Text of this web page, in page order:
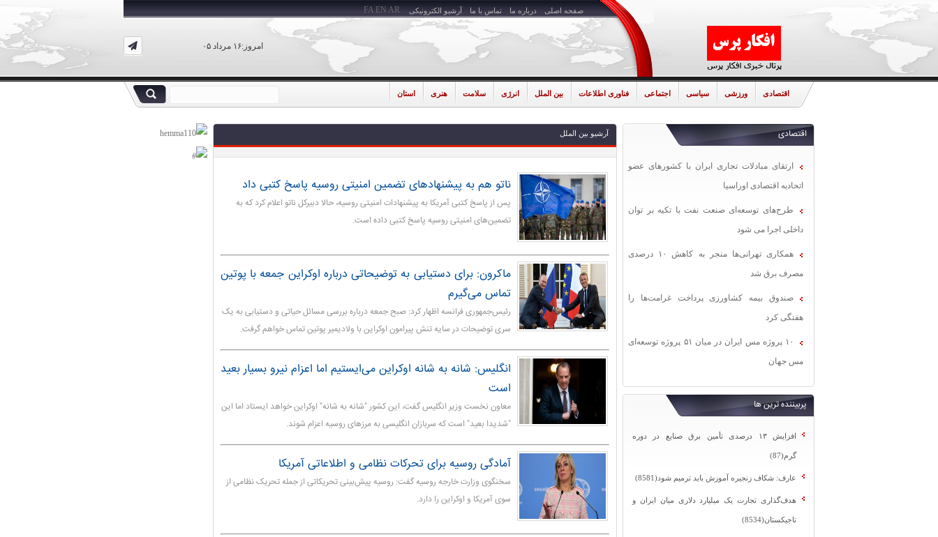
صفحه اصلی درباره ما تماس با ما آرشیو الکترونیکی
امروز:۱۶ مرداد ۰۵
FA EN AR
اقتصادی ورزشی سیاسی اجتماعی فناوری اطلاعات بین الملل انرژی سلامت هنری استان
اقتصادی
ارتقای مبادلات تجاری ایران با کشورهای عضو
اتحادیه اقتصادی اوراسیا
طرح‌های توسعه‌ای صنعت نفت با تکیه بر توان
داخلی اجرا می شود
همکاری تهرانی‌ها منجر به کاهش ۱۰ درصدی
مصرف برق شد
صندوق بیمه کشاورزی پرداخت غرامت‌ها را
هفتگی کرد
۱۰ پروژه مس ایران در میان ۵۱ پروژه توسعه‌ای
مس جهان
پربیننده ترین ها
افزایش ۱۳ درصدی تأمین برق صنایع در دوره
گرم(87)
عارف: شکاف زنجیره آموزش باید ترمیم شود(8581)
هدف‌گذاری تجارت یک میلیارد دلاری میان ایران و
تاجیکستان(8534)
آرشیو بین الملل
ناتو هم به پیشنهادهای تضمین‌ امنیتی روسیه پاسخ کتبی داد
پس از پاسخ کتبی آمریکا به پیشنهادات امنیتی روسیه، حالا دبیرکل ناتو اعلام کرد که به
تضمین‌های امنیتی روسیه پاسخ کتبی داده است.
ماکرون: برای دستیابی به توضیحاتی درباره اوکراین جمعه با پوتین
تماس می‌گیرم
رئیس‌جمهوری فرانسه اظهار کرد: صبح جمعه درباره بررسی مسائل حیاتی و دستیابی به یک
سری توضیحات در سایه تنش پیرامون اوکراین با ولادیمیر پوتین تماس خواهم گرفت.
انگلیس: شانه به شانه اوکراین می‌ایستیم اما اعزام نیرو بسیار بعید
است
معاون نخست وزیر انگلیس گفت، این کشور "شانه به شانه" اوکراین خواهد ایستاد اما این
"شدیدا بعید" است که سربازان انگلیسی به مرزهای روسیه اعزام شوند.
آمادگی روسیه برای تحرکات نظامی و اطلاعاتی آمریکا
سخنگوی وزارت خارجه روسیه گفت: روسیه پیش‌بینی تحریکاتی از جمله تحریک نظامی از
سوی آمریکا و اوکراین را دارد.